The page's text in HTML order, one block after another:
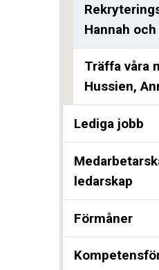
Hannah
Träffa våra
Hussien,
Lediga jobb
ledarskap
Förmåner